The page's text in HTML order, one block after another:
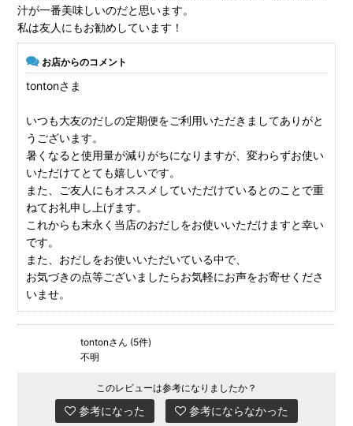
汁が一番美味しいのだと思います。
私は友人にもお勧めしています！
お店からのコメント
tontonさま
いつも大友のだしの定期便をご利用いただきましてありがと
うございます。
暑くなると使用量が減りがちになりますが、変わらずお使い
いただけてとても嬉しいです。
また、ご友人にもオススメしていただけているとのことで重
ねてお礼申し上げます。
これからも末永く当店のおだしをお使いいただけますと幸い
です。
また、おだしをお使いいただいている中で、
お気づきの点等ございましたらお気軽にお声をお寄せくださ
いませ。
tontonさん (5件)
不明
このレビューは参考になりましたか？
参考になった 参考にならなかった